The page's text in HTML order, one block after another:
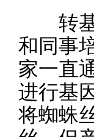
转基
和同事
家一直
进行基
将蜘蛛